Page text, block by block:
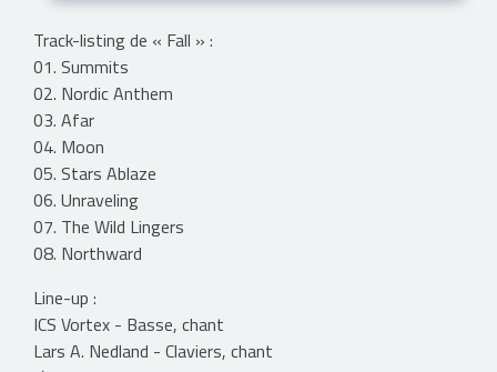
Track-listing de « Fall » :
01. Summits
02. Nordic Anthem
03. Afar
04. Moon
05. Stars Ablaze
06. Unraveling
07. The Wild Lingers
08. Northward
Line-up :
ICS Vortex - Basse, chant
Lars A. Nedland - Claviers, chant